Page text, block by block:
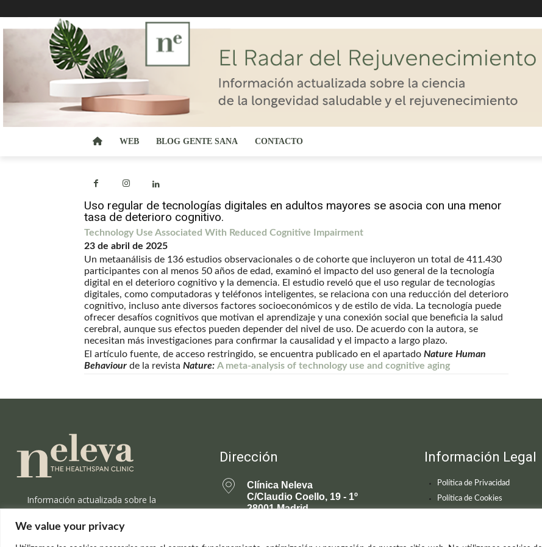
We value your privacy
WEB BLOG GENTE SANA CONTACTO
Uso regular de tecnologías digitales en adultos mayores se asocia con una menor
tasa de deterioro cognitivo.
Technology Use Associated With Reduced Cognitive Impairment
23 de abril de 2025
Un metaanálisis de 136 estudios observacionales o de cohorte que incluyeron un total de 411.430
participantes con al menos 50 años de edad, examinó el impacto del uso general de la tecnología
digital en el deterioro cognitivo y la demencia. El estudio reveló que el uso regular de tecnologías
digitales, como computadoras y teléfonos inteligentes, se relaciona con una reducción del deterioro
cognitivo, incluso ante diversos factores socioeconómicos y de estilo de vida. La tecnología puede
ofrecer desafíos cognitivos que motivan el aprendizaje y una conexión social que beneficia la salud
cerebral, aunque sus efectos pueden depender del nivel de uso. De acuerdo con la autora, se
necesitan más investigaciones para confirmar la causalidad y el impacto a largo plazo.
El artículo fuente, de acceso restringido, se encuentra publicado en el apartado Nature Human
Behaviour de la revista Nature: A meta-analysis of technology use and cognitive aging
Información actualizada sobre la
rejuvenecimiento.
Dirección
Clínica Neleva
C/Claudio Coello, 19 - 1º
28001 Madrid
Información Legal
Política de Privacidad
Política de Cookies